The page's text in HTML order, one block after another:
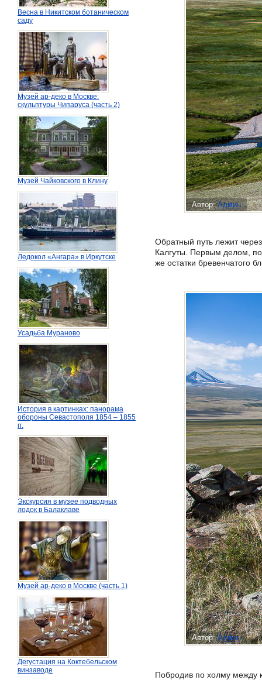
Весна в Никитском ботаническом
саду
Музей ар-деко в Москве:
скульптуры Чипаруса (часть 2)
Музей Чайковского в Клину
Ледокол «Ангара» в Иркутске
Усадьба Мураново
История в картинках: панорама
обороны Севастополя 1854 – 1855
гг.
Экскурсия в музее подводных
лодок в Балаклаве
Музей ар-деко в Москве (часть 1)
Дегустация на Коктебельском
винзаводе
Автор:Админ
Обратный путь лежит
Калгуты. Первым делом,
же остатки бревенчатого
Автор:Админ
Побродив по холму между